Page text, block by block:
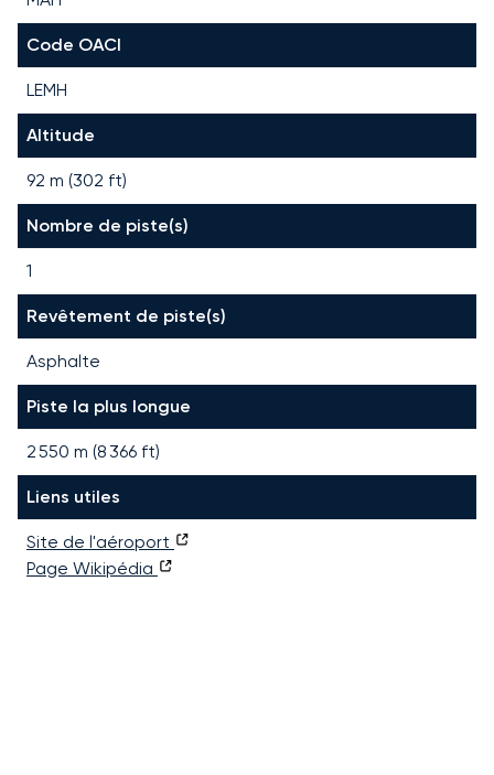
Code OACI
LEMH
Altitude
92 m (302 ft)
Nombre de piste(s)
1
Revêtement de piste(s)
Asphalte
Piste la plus longue
2 550 m (8 366 ft)
Liens utiles
Site de l'aéroport
Page Wikipédia